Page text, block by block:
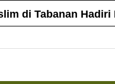
Tabanan Hadiri